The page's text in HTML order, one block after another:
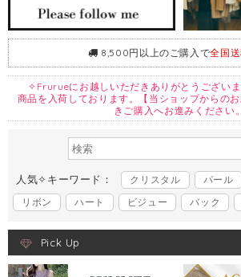
8,500円以上のご購入で全国
✧Frurueにお越しいただきありがとうご
商品を入荷しております。【当ショップからの
きご購入へお進みください。
人気✧キーワード： クリスタル パール
リボン
ハート ビジュー バック
Pick Up